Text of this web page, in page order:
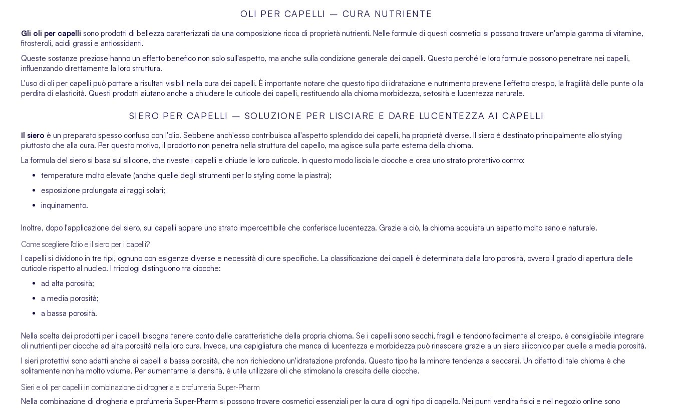
OLI PER CAPELLI – CURA NUTRIENTE
Gli oli per capelli sono prodotti di bellezza caratterizzati da una composizione ricca di proprietà nutrienti. Nelle formule di questi cosmetici si possono trovare un'ampia gamma di vitamine,
fitosteroli, acidi grassi e antiossidanti.
Queste sostanze preziose hanno un effetto benefico non solo sull'aspetto, ma anche sulla condizione generale dei capelli. Questo perché le loro formule possono penetrare nei capelli,
influenzando direttamente la loro struttura.
L'uso di oli per capelli può portare a risultati visibili nella cura dei capelli. È importante notare che questo tipo di idratazione e nutrimento previene l'effetto crespo, la fragilità delle punte o la
perdita di elasticità. Questi prodotti aiutano anche a chiudere le cuticole dei capelli, restituendo alla chioma morbidezza, setosità e lucentezza naturale.
SIERO PER CAPELLI – SOLUZIONE PER LISCIARE E DARE LUCENTEZZA AI CAPELLI
Il siero è un preparato spesso confuso con l'olio. Sebbene anch'esso contribuisca all'aspetto splendido dei capelli, ha proprietà diverse. Il siero è destinato principalmente allo styling
piuttosto che alla cura. Per questo motivo, il prodotto non penetra nella struttura del capello, ma agisce sulla parte esterna della chioma.
La formula del siero si basa sul silicone, che riveste i capelli e chiude le loro cuticole. In questo modo liscia le ciocche e crea uno strato protettivo contro:
temperature molto elevate (anche quelle degli strumenti per lo styling come la piastra);
esposizione prolungata ai raggi solari;
inquinamento.
Inoltre, dopo l'applicazione del siero, sui capelli appare uno strato impercettibile che conferisce lucentezza. Grazie a ciò, la chioma acquista un aspetto molto sano e naturale.
Come scegliere l'olio e il siero per i capelli?
I capelli si dividono in tre tipi, ognuno con esigenze diverse e necessità di cure specifiche. La classificazione dei capelli è determinata dalla loro porosità, ovvero il grado di apertura delle
cuticole rispetto al nucleo. I tricologi distinguono tra ciocche:
ad alta porosità;
a media porosità;
a bassa porosità.
Nella scelta dei prodotti per i capelli bisogna tenere conto delle caratteristiche della propria chioma. Se i capelli sono secchi, fragili e tendono facilmente al crespo, è consigliabile integrare
oli nutrienti per ciocche ad alta porosità nella loro cura. Invece, una capigliatura che manca di lucentezza e morbidezza può rinascere grazie a un siero siliconico per quelle a media porosità.
I sieri protettivi sono adatti anche ai capelli a bassa porosità, che non richiedono un'idratazione profonda. Questo tipo ha la minore tendenza a seccarsi. Un difetto di tale chioma è che
solitamente non ha molto volume. Per aumentarne la densità, è utile utilizzare oli che stimolano la crescita delle ciocche.
Sieri e oli per capelli in combinazione di drogheria e profumeria Super-Pharm
Nella combinazione di drogheria e profumeria Super-Pharm si possono trovare cosmetici essenziali per la cura di ogni tipo di capello. Nei punti vendita fisici e nel negozio online sono